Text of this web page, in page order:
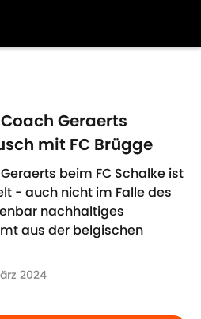
Geraerts
mit FC Brügge
beim FC Schalke ist
- auch nicht im Falle des
nachhaltiges
aus der belgischen
2024